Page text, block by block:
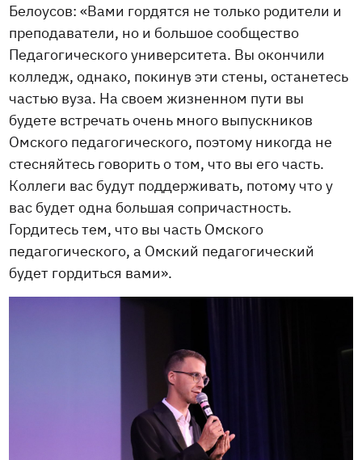
Белоусов: «Вами гордятся не только родители и
преподаватели, но и большое сообщество
Педагогического университета. Вы окончили
колледж, однако, покинув эти стены, останетесь
частью вуза. На своем жизненном пути вы
будете встречать очень много выпускников
Омского педагогического, поэтому никогда не
стесняйтесь говорить о том, что вы его часть.
Коллеги вас будут поддерживать, потому что у
вас будет одна большая сопричастность.
Гордитесь тем, что вы часть Омского
педагогического, а Омский педагогический
будет гордиться вами».